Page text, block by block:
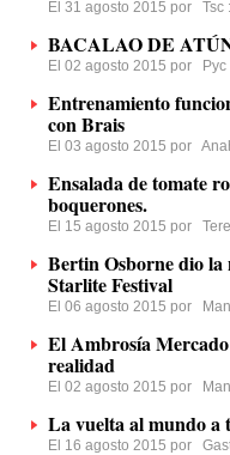
El 31 agosto 2015 por Tsc :
BACALAO DE
El 02 agosto 2015 por
Entrenamiento
con Brais
El 03 agosto 2015 por
Ensalada de tomate
boquerones.
El 15 agosto 2015 por
Bertin Osborne dio la
Starlite Festival
El 06 agosto 2015 por
El Ambrosía
realidad
El 02 agosto 2015 por
La vuelta al mundo a
El 16 agosto 2015 por